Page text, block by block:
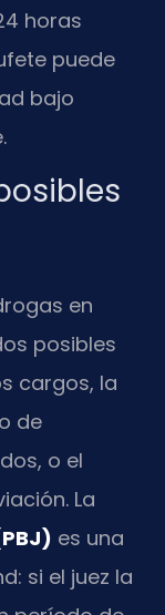
horas
puede
bajo
en
posibles
cargos, la
de
o el
La
es una
si el juez la